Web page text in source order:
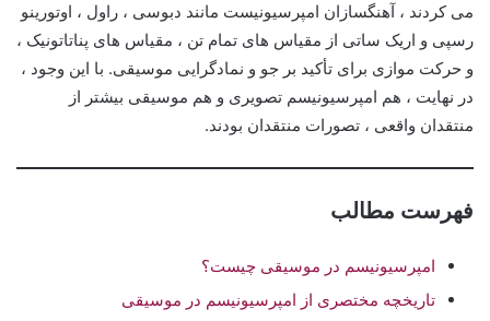
می کردند ، آهنگسازان امپرسیونیست مانند دبوسی ، راول ، اوتورینو
رسپی و اریک ساتی از مقیاس های تمام تن ، مقیاس های پناتاتونیک ،
و حرکت موازی برای تأکید بر جو و نمادگرایی موسیقی. با این وجود ،
در نهایت ، هم امپرسیونیسم تصویری و هم موسیقی بیشتر از
منتقدان واقعی ، تصورات منتقدان بودند.
فهرست مطالب
امپرسیونیسم در موسیقی چیست؟
تاریخچه مختصری از امپرسیونیسم در موسیقی